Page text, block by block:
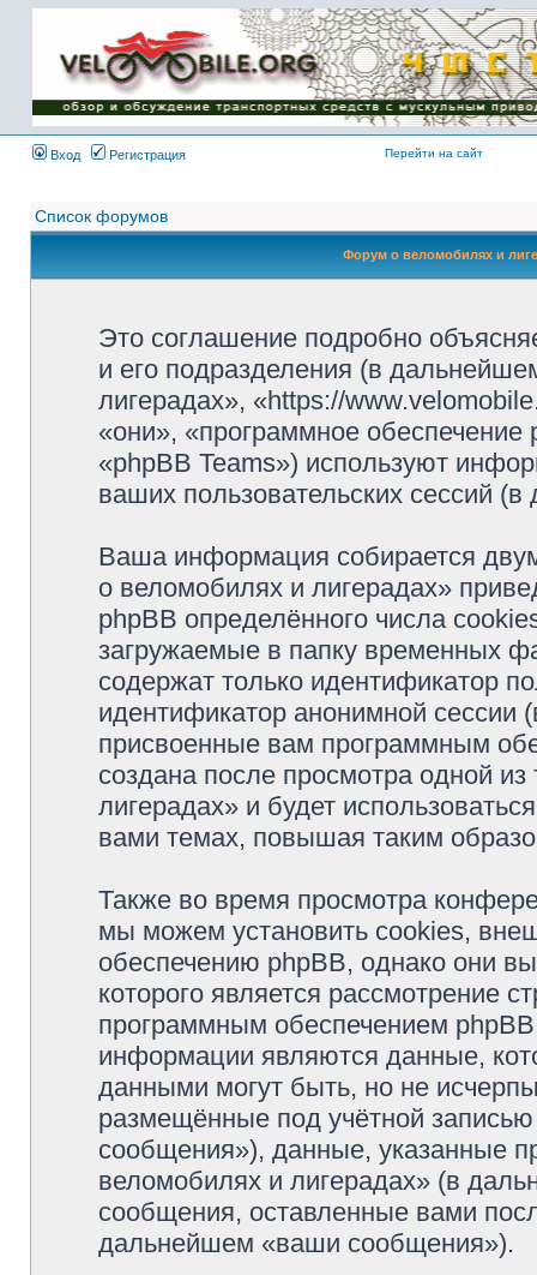
Имя пользователя:
Пароль:
{ LOG_ME_IN_SHORT
}
Вход
Регистрация Перейти на сайт
Список форумов
Форум о веломобилях и
Это соглашение подробно
и его подразделения (в
лигерадах», «https://
«они», «программное
«phpBB Teams») используют
ваших пользовательских сессий
Ваша информация собирается
о веломобилях и лигерадах»
phpBB определённого числа
загружаемые в папку временных
содержат только идентификатор
идентификатор анонимной сессии
присвоенные вам программным
создана после просмотра одной
лигерадах» и будет
вами темах, повышая таким
Также во время просмотра
мы можем установить cookies,
обеспечению phpBB, однако они
которого является рассмотрение
программным обеспечением
информации являются данные,
данными могут быть, но не
размещённые под учётной
сообщения»), данные, указанные
веломобилях и лигерадах» (в
сообщения, оставленные вами
дальнейшем «ваши сообщения»).